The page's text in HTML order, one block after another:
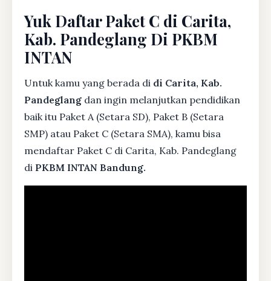
Yuk Daftar Paket C di Carita,
Kab. Pandeglang Di PKBM
INTAN
Untuk kamu yang berada di di Carita, Kab.
Pandeglang dan ingin melanjutkan pendidikan
baik itu Paket A (Setara SD), Paket B (Setara
SMP) atau Paket C (Setara SMA), kamu bisa
mendaftar Paket C di Carita, Kab. Pandeglang
di PKBM INTAN Bandung.